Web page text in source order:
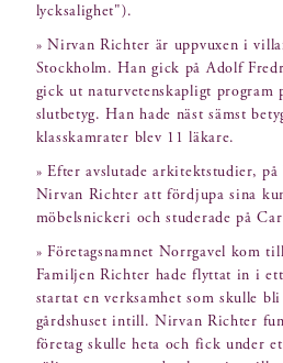
lycksalighet").
» Nirvan Richter är uppvuxen i
Stockholm. Han gick på Adolf
gick ut naturvetenskapligt program
slutbetyg. Han hade näst sämst
klasskamrater blev 11 läkare.
» Efter avslutade arkitektstudier,
Nirvan Richter att fördjupa sina
möbelsnickeri och studerade på
» Företagsnamnet Norrgavel kom
Familjen Richter hade flyttat in i
startat en verksamhet som skulle
gårdshuset intill. Nirvan Richter
företag skulle heta och fick under